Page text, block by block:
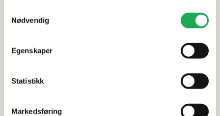
Nødvendig
Egenskaper
Statistikk
Markedsføring
Stikkontakt for skuff, Hvit
KORSBAKKEN BAD
Tilvalg:
INR